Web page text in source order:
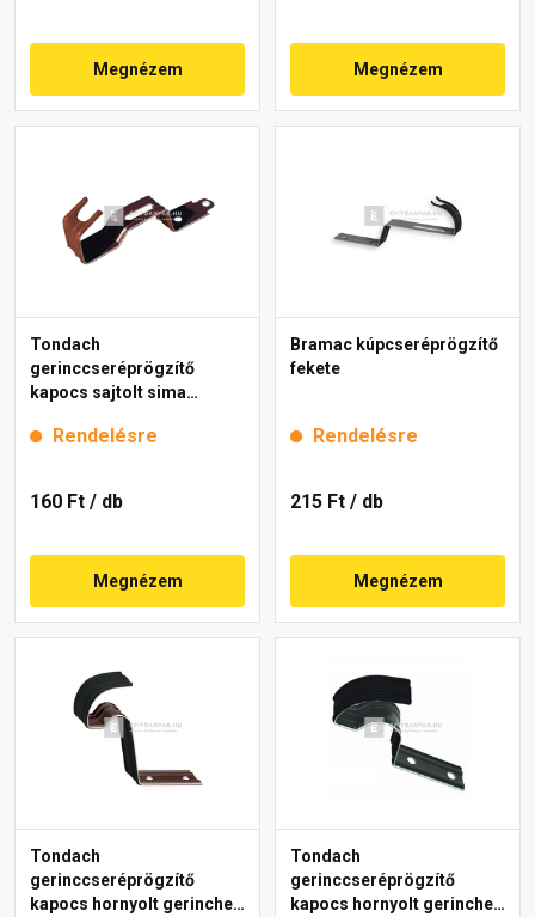
Megnézem Megnézem
Tondach
gerinccseréprögzítő
kapocs sajtolt sima
Rendelésre
160 Ft / db
Megnézem
Bramac kúpcseréprögzítő
fekete
Rendelésre
215 Ft / db
Megnézem
Tondach
gerinccseréprögzítő
kapocs hornyolt gerinchez
Tondach
gerinccseréprögzítő
kapocs hornyolt gerinchez